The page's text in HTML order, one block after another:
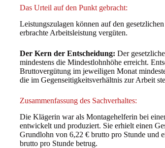
Das Urteil auf den Punkt gebracht:
Leistungszulagen können auf den
erbrachte Arbeitsleistung vergüten.
Der Kern der Entscheidung: Der
mindestens die Mindestlohnhöhe erreicht.
Bruttovergütung im jeweiligen Monat
die im Gegenseitigkeitsverhältnis zur Arbeit
Zusammenfassung des Sachverhaltes:
Die Klägerin war als Montagehelferin bei
entwickelt und produziert. Sie erhielt einen
Grundlohn von 6,22 € brutto pro Stunde und
brutto pro Stunde betrug.